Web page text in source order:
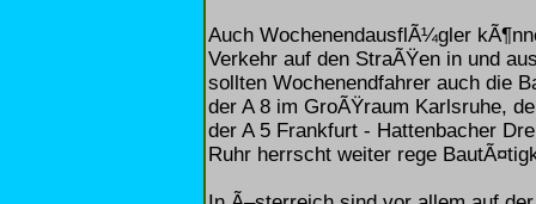
Auch WochenendausflÃ¼gler
Verkehr auf den StraÃŸen in und
sollten Wochenendfahrer auch die
der A 8 im GroÃŸraum Karlsruhe,
der A 5 Frankfurt - Hattenbacher
Ruhr herrscht weiter rege